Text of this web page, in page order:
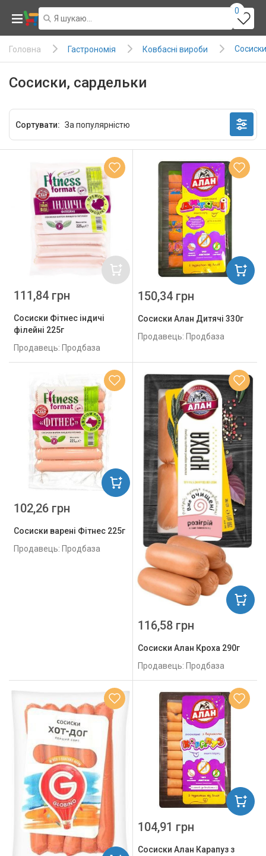
0
Головна Гастрономія Ковбасні вироби
Сосиски, сардельки
Сортувати:
Сосиски Фітнес індичі
філейні 225г
Продавець: Продбаза
111,84 грн
Сосиски Алан Дитячі 330г
Продавець: Продбаза
150,34 грн
Сосиски варені Фітнес 225г
Продавець: Продбаза
102,26 грн
Сосиски Алан Кроха 290г
Продавець: Продбаза
116,58 грн
Сосиски Алан Карапуз з
104,91 грн